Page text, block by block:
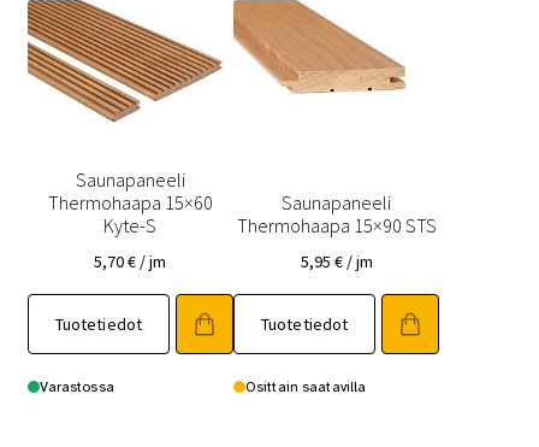
valinnat
tuotteen
sivulla.
tuotteen
sivulla.
Saunapaneeli
Thermohaapa 15×60
Kyte-S
5,70€ / jm
Tuotetiedot
Tällä
tuotteella
on
useampi
Varastossa
Saunapaneeli
Thermohaapa 15×90 STS
5,95 € / jm
Tuotetiedot
Tällä
tuotteella
on
useampi
Osittain saatavilla